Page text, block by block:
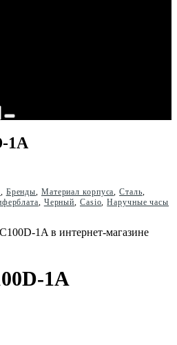
1A
, Бренды, Материал корпуса,Сталь,
, Черный, Casio,Наручные часы
1A